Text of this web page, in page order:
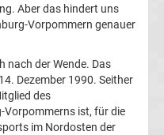
Aber das hindert uns
Vorpommern genauer
nach der Wende. Das
Dezember 1990. Seither
des
ist, für die
im Nordosten der